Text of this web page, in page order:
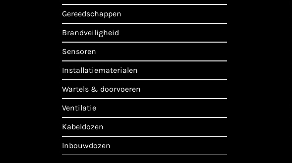
gereedschappen
brandveiligheid
sensoren
installatiematerialen
wartels & doorvoeren
ventilatie
kabeldozen
inbouwdozen